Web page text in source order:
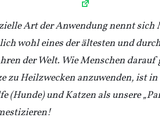
Art der Anwendung nennt
wohl eines der ältesten und
der Welt. Wie Menschen darauf
zu Heilzwecken anzuwenden, ist in
(Hunde) und Katzen als unsere